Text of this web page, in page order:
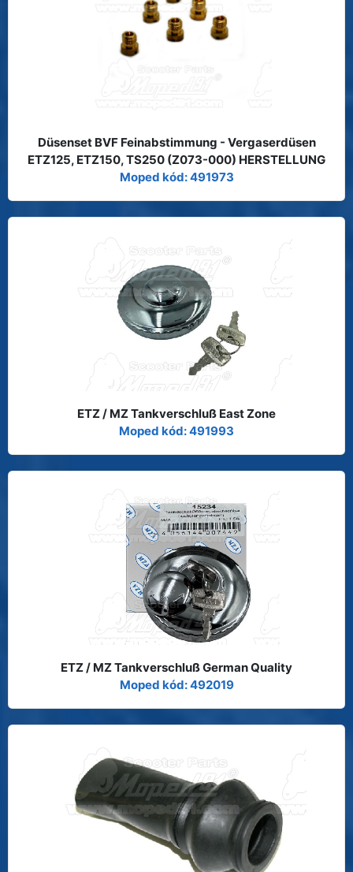
Düsenset BVF Feinabstimmung - Vergaserdüsen
ETZ125, ETZ150, TS250 (Z073-000) HERSTELLUNG
Moped kód: 491973
ETZ / MZ Tankverschluß East Zone
Moped kód: 491993
ETZ / MZ Tankverschluß German Quality
Moped kód: 492019